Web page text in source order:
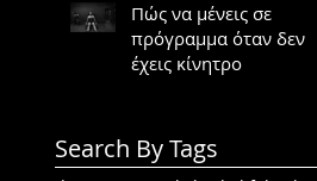
Πώς να μένεις σε
πρόγραμμα όταν δεν
έχεις κίνητρο
Search By Tags